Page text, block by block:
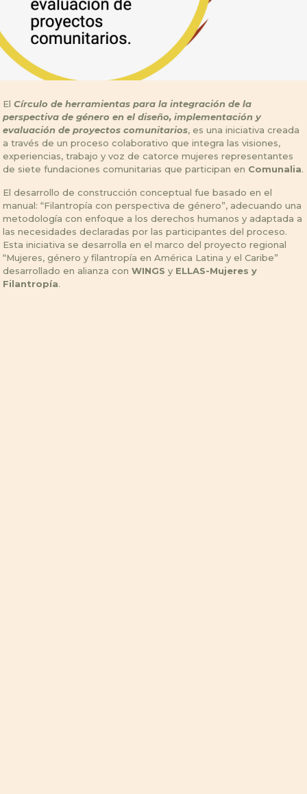
ElCírculo de herramientas para la integración de la
perspectiva de género en el diseño, implementación y
evaluación de proyectos comunitarios, es una iniciativa creada
a través de un proceso colaborativo que integra las visiones,
experiencias, trabajo y voz de catorce mujeres representantes
de siete fundaciones comunitarias que participan en Comunalia.
El desarrollo de construcción conceptual fue basado en el
manual: “Filantropía con perspectiva de género”, adecuando una
metodología con enfoque a los derechos humanos y adaptada a
las necesidades declaradas por las participantes del proceso.
Esta iniciativa se desarrolla en el marco del proyecto regional
“Mujeres, género y filantropía en América Latina y el Caribe”
desarrollado en alianza conWINGS y ELLAS-Mujeres y
Filantropía.